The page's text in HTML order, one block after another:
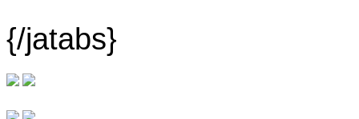
{/jatabs}